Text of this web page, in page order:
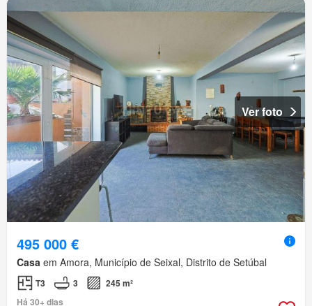
Ver foto
495 000 €
Casa em Amora, Município de Seixal, Distrito de Setúbal
T3 3
245 m²
Há 30+ dias